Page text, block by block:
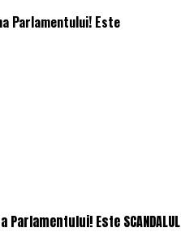
Parlamentului! Este
Este SCANDALUL